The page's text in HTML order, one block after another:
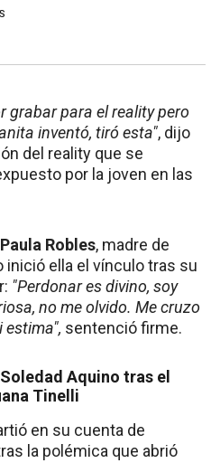
grabar para el reality pero
inventó, tiró esta", dijo
del reality que se
por la joven en las
Paula Robles, madre de
inició ella el vínculo tras su
"Perdonar es divino, soy
no me olvido. Me cruzo
estima", sentenció firme.
Aquino tras el
Tinelli
en su cuenta de
la polémica que abrió